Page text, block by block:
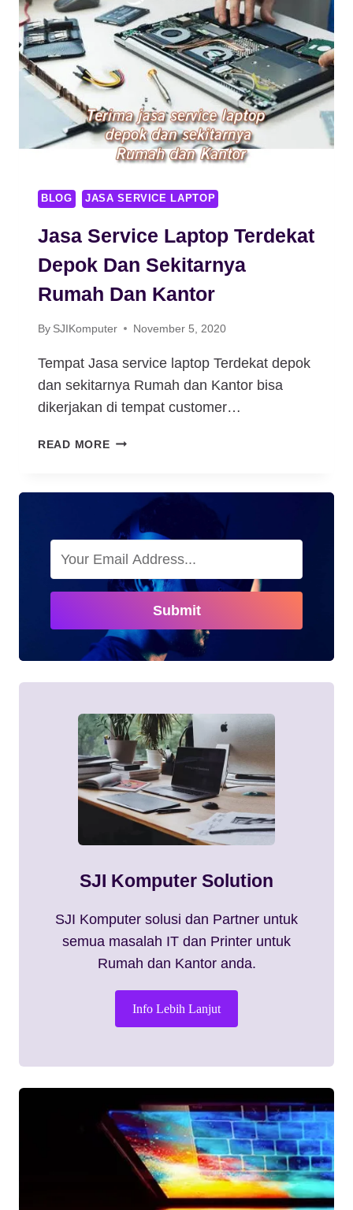
PANGGILAN
RUMAH
KANTOR
BLOG JASA SERVICE LAPTOP
Jasa Service Laptop Terdekat
Depok Dan Sekitarnya
Rumah Dan Kantor
By SJIKomputer November 5, 2020
Tempat Jasa service laptop Terdekat depok
dan sekitarnya Rumah dan Kantor bisa
dikerjakan di tempat customer…
READ MOREJASA
TERDEKAT
DEPOK
DAN
RUMAH
DAN
KANTORSubmit
SJI Komputer Solution
SJI Komputer solusi dan Partner untuk
semua masalah IT dan Printer untuk
Rumah dan Kantor anda.
Info Lebih Lanjut